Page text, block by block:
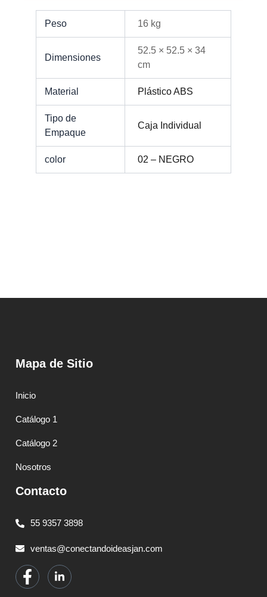
Peso 16 kg
Dimensiones
52.5 × 52.5 × 34
cm
Material Plástico ABS
Tipo de
Empaque
Caja Individual
color 02 – NEGRO
Mapa de Sitio
Inicio
Catálogo 1
Catálogo 2
Nosotros
Contacto
55 9357 3898
ventas@conectandoideasjan.com